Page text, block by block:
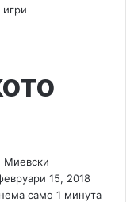
15, 2018
само 1 минута